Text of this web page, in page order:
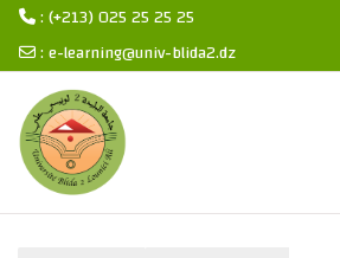
Skip to main content
: (+213) 025 25 25 25
:e-learning@univ-blida2.dz